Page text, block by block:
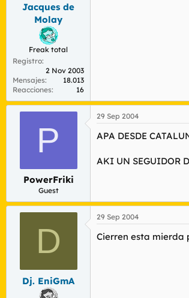
Jacques de
Molay
Freak total
Registro
2 Nov 2003
Mensajes
18.013
Reacciones
16
P
PowerFriki
Guest
29 Sep 2004
APA DESDE
AKI UN SEGUIDOR
D
Dj. EniGmA
29 Sep 2004
Cierren esta mierda